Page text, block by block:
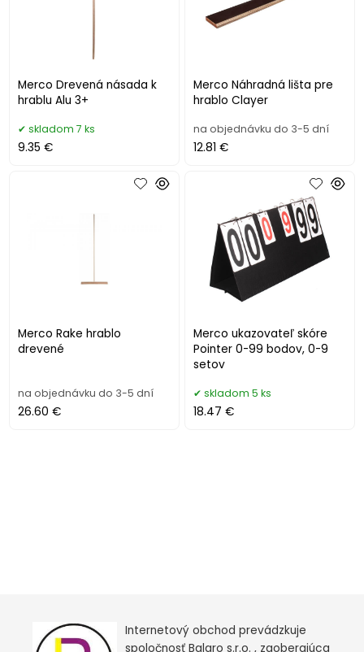
Merco Drevená násada k
hrablu Alu 3+
skladom 7 ks
9.35 €
Merco Náhradná lišta pre
hrablo Clayer
na objednávku do 3-5 dní
12.81 €
Merco Rake hrablo
drevené
na objednávku do 3-5 dní
26.60 €
Merco ukazovateľ skóre
Pointer 0-99 bodov, 0-9
setov
skladom 5 ks
18.47 €
Internetový obchod prevádzkuje
spoločnosť Balaro s.r.o. , zaoberajúca